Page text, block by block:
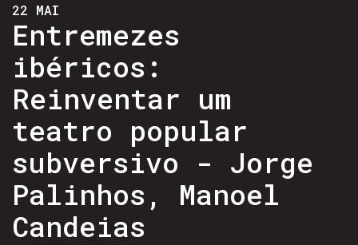
22 MAI
Entremezes
ibéricos:
Reinventar um
teatro popular
subversivo - Jorge
Palinhos, Manoel
Candeias